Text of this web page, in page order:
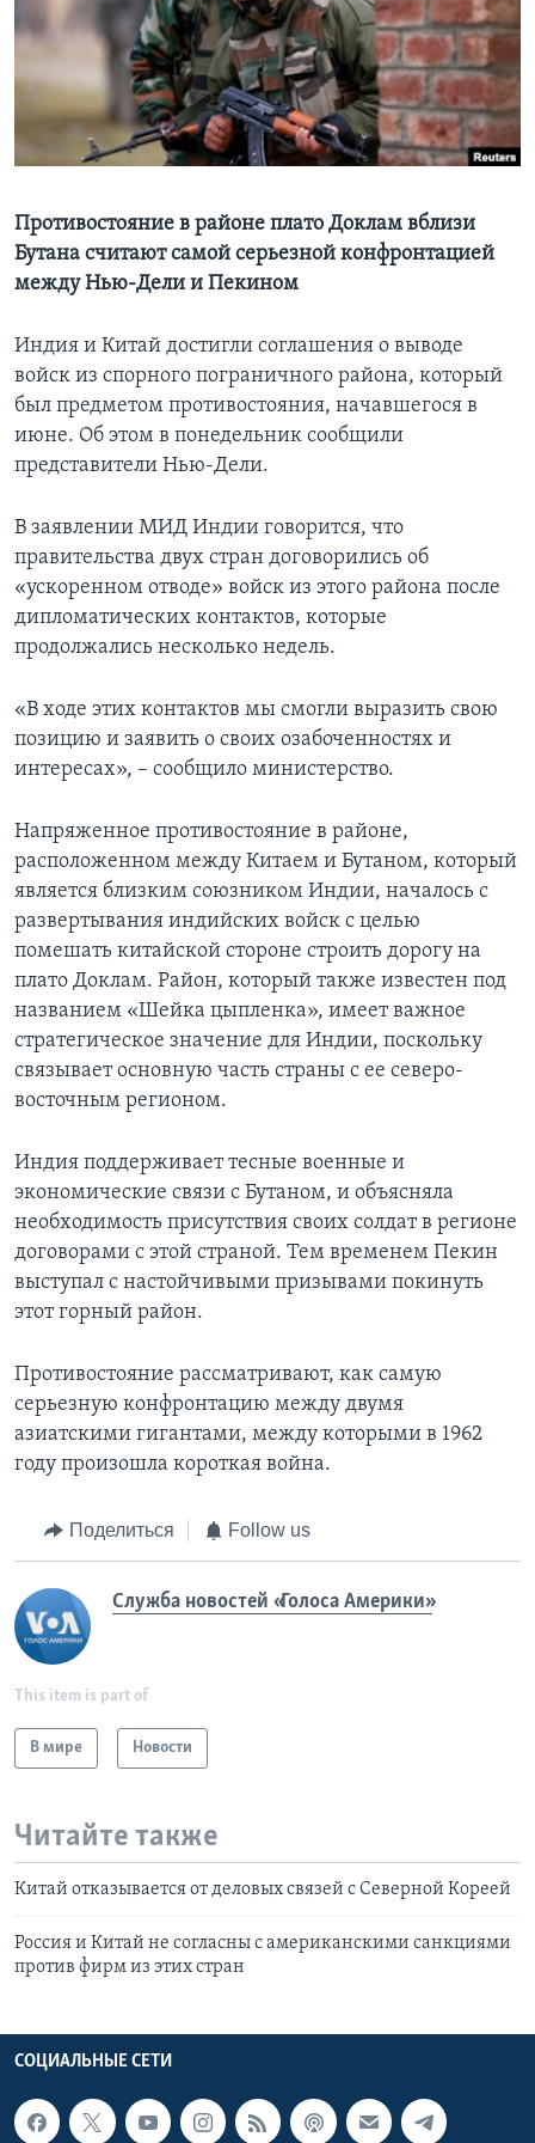
Learning English
СОЦИАЛЬНЫЕ СЕТИ
Языки
Противостояние в районе плато Доклам вблизи
Бутана считают самой серьезной конфронтацией
между Нью-Дели и Пекином
Индия и Китай достигли соглашения о выводе
войск из спорного пограничного района, который
был предметом противостояния, начавшегося в
июне. Об этом в понедельник сообщили
представители Нью-Дели.
В заявлении МИД Индии говорится, что
правительства двух стран договорились об
«ускоренном отводе» войск из этого района после
дипломатических контактов, которые
продолжались несколько недель.
«В ходе этих контактов мы смогли выразить свою
позицию и заявить о своих озабоченностях и
интересах», – сообщило министерство.
Напряженное противостояние в районе,
расположенном между Китаем и Бутаном, который
является близким союзником Индии, началось с
развертывания индийских войск с целью
помешать китайской стороне строить дорогу на
плато Доклам. Район, который также известен под
названием «Шейка цыпленка», имеет важное
стратегическое значение для Индии, поскольку
связывает основную часть страны с ее северо-
восточным регионом.
Индия поддерживает тесные военные и
экономические связи с Бутаном, и объясняла
необходимость присутствия своих солдат в регионе
договорами с этой страной. Тем временем Пекин
выступал с настойчивыми призывами покинуть
этот горный район.
Противостояние рассматривают, как самую
серьезную конфронтацию между двумя
азиатскими гигантами, между которыми в 1962
году произошла короткая война.
Поделиться Follow us
Служба новостей «Голоса Америки»
This item is part of
В мире Новости
Читайте также
Китай отказывается от деловых связей с Северной Кореей
Россия и Китай не согласны с американскими санкциями
против фирм из этих стран
СОЦИАЛЬНЫЕ СЕТИ